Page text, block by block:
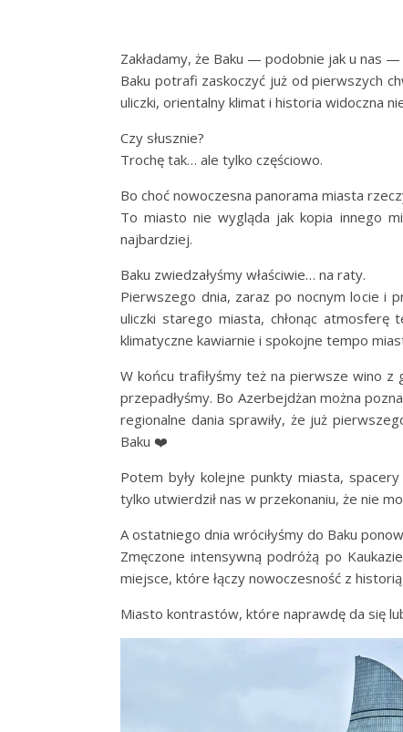
Zakładamy, że Baku — podobnie jak u nas
Baku potrafi zaskoczyć już od pierwszych
uliczki, orientalny klimat i historia widoczna
Czy słusznie?
Trochę tak… ale tylko częściowo.
Bo choć nowoczesna panorama miasta
To miasto nie wygląda jak kopia innego
najbardziej.
Baku zwiedzałyśmy właściwie… na raty.
Pierwszego dnia, zaraz po nocnym locie i
uliczki starego miasta, chłonąc atmosferę
klimatyczne kawiarnie i spokojne tempo
W końcu trafiłyśmy też na pierwsze wino
przepadłyśmy. Bo Azerbejdżan można
regionalne dania sprawiły, że już
Baku ❤️
Potem były kolejne punkty miasta,
tylko utwierdził nas w przekonaniu, że nie
A ostatniego dnia wróciłyśmy do Baku
Zmęczone intensywną podróżą po
miejsce, które łączy nowoczesność z
Miasto kontrastów, które naprawdę da się